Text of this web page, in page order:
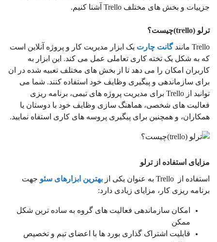
جزییات و بخش های مختلف Trello آشنا کنیم.
ترلو (trello)چیست؟
Trello مانند
گانت چارت یک ابزار مدیریت کار و پروژه آنلاین است
که به شکل یک تخته کاری تعاملی عمل می کند. این ابزار به
کاربران امکان را می دهد تا از بخش های مختلف تعبیه شده در ان
برای سازماندهی و پیگیری وظایف خود استفاده کنند. شما می
توانید از Trello برای مدیریت پروژه های تیمی، برنامه ریزی
فعالیت های شخصی، هماهنگ سازی وظایف خود با دوستان یا
همکاران، و همچنین برای پیگیری پروسه های کاری استفاه نمایید.
مزایای استفاده از ترلو
استفاده از Trello به عنوان یکی از
بهترین ابزارهای سئو جهت
برنامه ریزی کار، مزایای زیادی دارد:
امکان سازماندهی فعالیت های گروه به ساده ترین شکل
ممکن
قابلیت اشتراک گذاری بورد ها با اعضای تیم و تخصیص